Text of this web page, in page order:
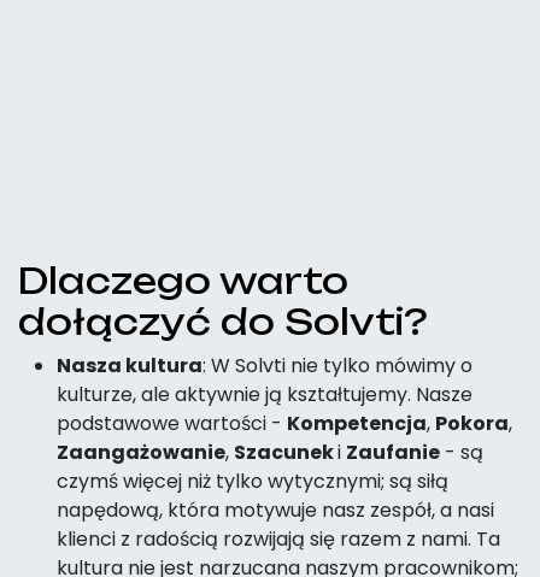
Dlaczego warto
dołączyć do Solvti?
Nasza kultura: W Solvti nie tylko mówimy o
kulturze, ale aktywnie ją kształtujemy. Nasze
podstawowe wartości - Kompetencja, Pokora,
Zaangażowanie, Szacuneki Zaufanie - są
czymś więcej niż tylko wytycznymi; są siłą
napędową, która motywuje nasz zespół, a nasi
klienci z radością rozwijają się razem z nami. Ta
kultura nie jest narzucana naszym pracownikom;